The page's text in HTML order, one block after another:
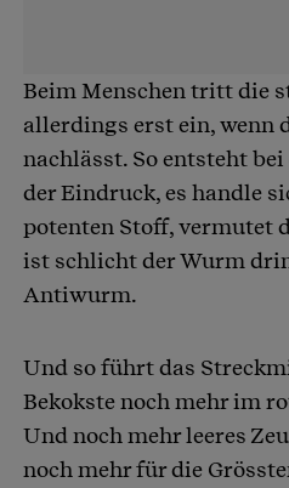
Beim Menschen tritt die
allerdings erst ein, wenn
nachlässt. So entsteht
der Eindruck, es handle
potenten Stoff, vermutet
ist schlicht der Wurm
Antiwurm.
Und so führt das
Bekokste noch mehr im
Und noch mehr leeres
noch mehr für die